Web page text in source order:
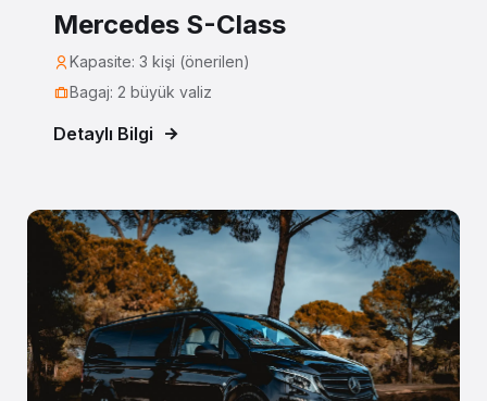
Mercedes S-Class
Kapasite: 3 kişi (önerilen)
Bagaj: 2 büyük valiz
Detaylı Bilgi